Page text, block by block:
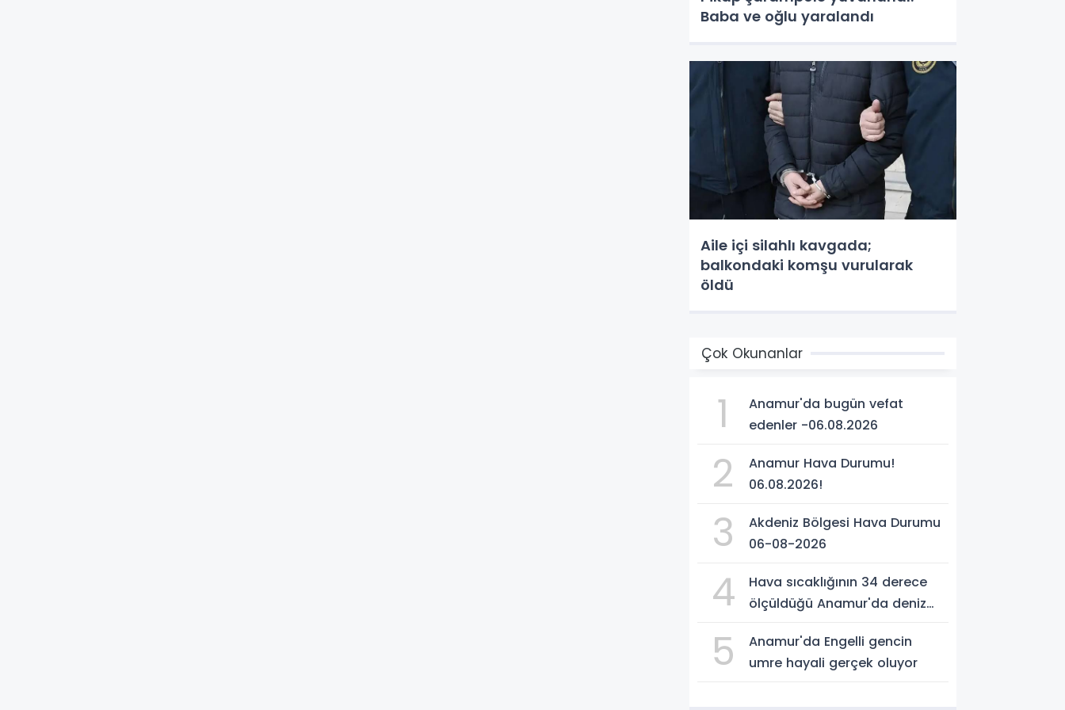
Baba ve oğlu yaralandı
Aile içi silahlı kavgada;
balkondaki komşu vurularak
öldü
Çok Okunanlar
1
Anamur'da bugün vefat
edenler -06.08.2026
2
Anamur Hava Durumu!
06.08.2026!
3
Akdeniz Bölgesi Hava Durumu
06-08-2026
4
Hava sıcaklığının 34 derece
ölçüldüğü Anamur'da deniz
gördü
5
Anamur'da Engelli gencin
umre hayali gerçek oluyor